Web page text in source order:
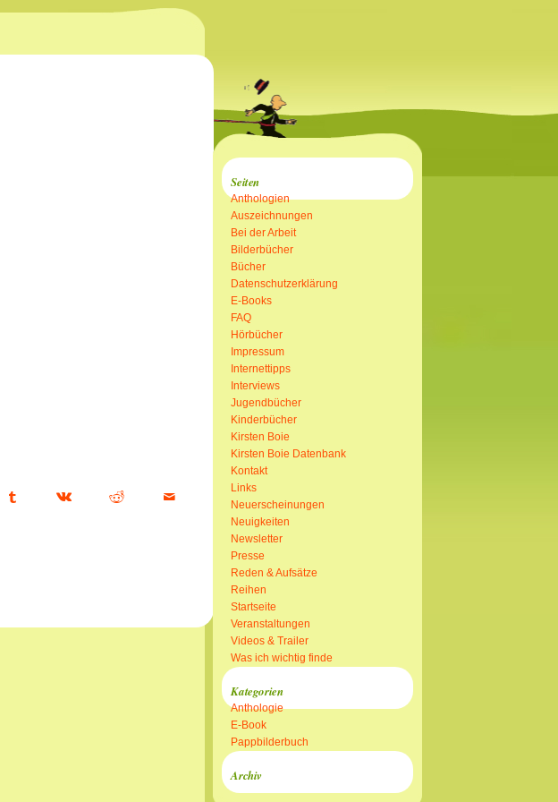
Seiten
Anthologien
Auszeichnungen
Bei der Arbeit
Bilderbücher
Bücher
Datenschutzerklärung
E-Books
FAQ
Hörbücher
Impressum
Internettipps
Interviews
Jugendbücher
Kinderbücher
Kirsten Boie
Kirsten Boie Datenbank
Kontakt
Links
Neuerscheinungen
Neuigkeiten
Newsletter
Presse
Reden & Aufsätze
Reihen
Startseite
Veranstaltungen
Videos & Trailer
Was ich wichtig finde
Kategorien
Anthologie
E-Book
Pappbilderbuch
Archiv